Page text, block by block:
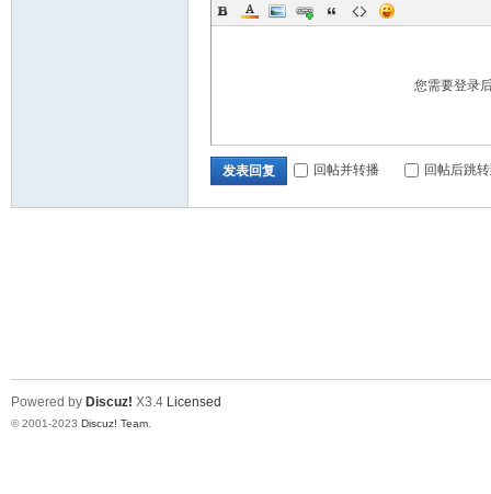
您需要登录
发表回复 回帖并转播 回帖后跳
Powered by Discuz! X3.4 Licensed
© 2001-2023 Discuz! Team